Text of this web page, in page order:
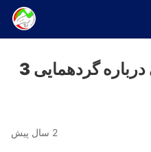
توضیحات رضا اسلامی درباره گردهمایی 3
2 سال پیش